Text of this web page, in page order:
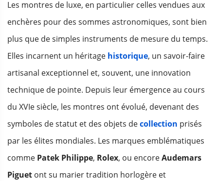
Les montres de luxe, en particulier celles vendues aux
enchères pour des sommes astronomiques, sont bien
plus que de simples instruments de mesure du temps.
Elles incarnent un héritage historique, un savoir-faire
artisanal exceptionnel et, souvent, une innovation
technique de pointe. Depuis leur émergence au cours
du XVIe siècle, les montres ont évolué, devenant des
symboles de statut et des objets decollection prisés
par les élites mondiales. Les marques emblématiques
comme Patek Philippe, Rolex, ou encoreAudemars
Piguet ont su marier tradition horlogère et